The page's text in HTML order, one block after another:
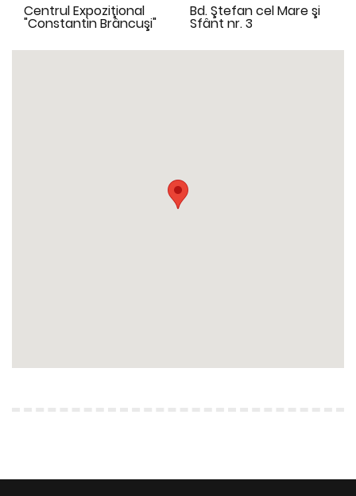
Centrul Expoziţional
"Constantin Brâncuşi"
Bd. Ştefan cel Mare şi
Sfânt nr. 3